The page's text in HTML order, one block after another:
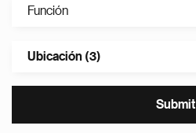
Función
Ubicación (3)